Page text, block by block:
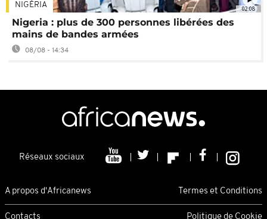
02:08
NIGÉRIA
Nigeria : plus de 300 personnes libérées des
mains de bandes armées
08/08 - 14:34
Réseaux sociaux
A propos d'Africanews Termes et Conditions
Contacts Politique de Cookie